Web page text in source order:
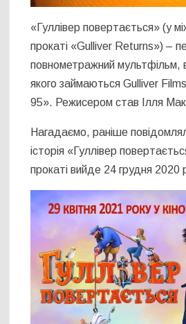
«Гуллівер повертається» (у
прокаті «Gulliver Returns») –
повнометражний мультфільм,
якого займаються Gulliver
95». Режисером став Ілля
Нагадаємо, раніше
історія «Гуллівер
прокаті вийде 24 грудня 2020